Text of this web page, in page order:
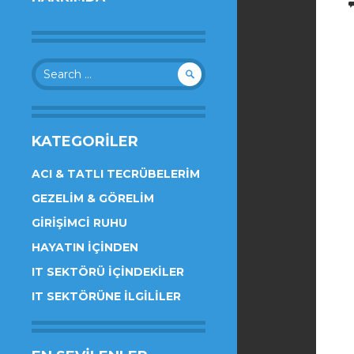
Search
for:
KATEGORILER
ACI & TATLI TECRÜBELERIM
GEZELIM & GÖRELIM
GIRIŞIMCI RUHU
HAYATIN İÇINDEN
IT SEKTÖRÜ İÇINDEKILER
IT SEKTÖRÜNE İLGILILER